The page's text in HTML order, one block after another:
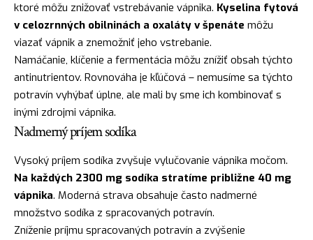
ktoré môžu znižovať vstrebávanie vápnika. Kyselina fytová
v celozrnných obilninách a oxaláty v špenáte môžu
viazať vápnik a znemožniť jeho vstrebanie.
Namáčanie, klíčenie a fermentácia môžu znížiť obsah týchto
antinutrientov. Rovnováha je kľúčová – nemusíme sa týchto
potravín vyhýbať úplne, ale mali by sme ich kombinovať s
inými zdrojmi vápnika.
Nadmerný príjem sodíka
Vysoký príjem sodíka zvyšuje vylučovanie vápnika močom.
Na každých 2300 mg sodíka stratíme približne 40 mg
vápnika. Moderná strava obsahuje často nadmerné
množstvo sodíka z spracovaných potravín.
Zníženie príjmu spracovaných potravín a zvýšenie